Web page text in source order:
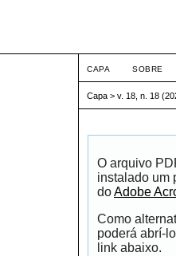
CAPA SOBRE
Capa > v. 18, n. 18
O arquivo
instalado um
doAdobe
Como
poderá abrí-
link abaixo.